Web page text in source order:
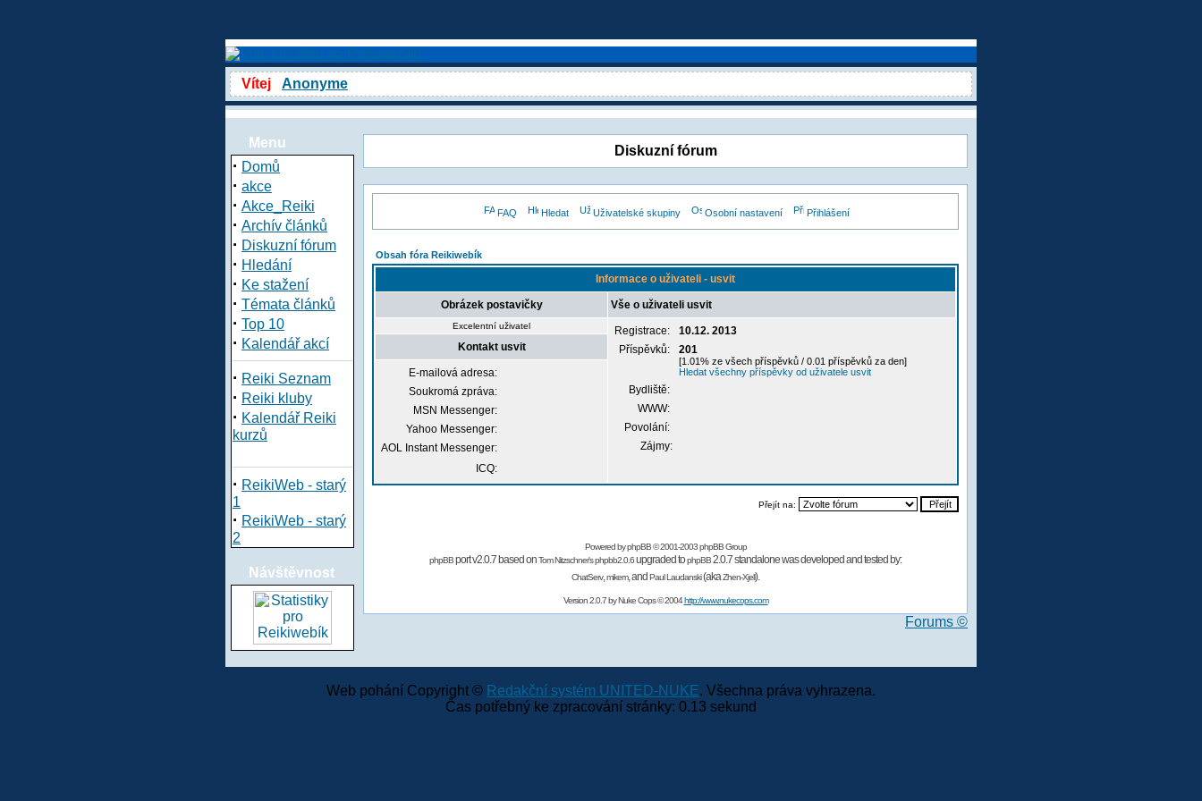
Vítej Anonyme
Menu
· Domů
· akce
· Akce_Reiki
· Archív článků
· Diskuzní fórum
· Hledání
· Ke stažení
· Témata článků
· Top 10
· Kalendář akcí
· Reiki Seznam
· Reiki kluby
· Kalendář Reiki
kurzů
· ReikiWeb - starý
1
· ReikiWeb - starý
2
Návštěvnost
Diskuzní fórum
FAQ Hledat Uživatelské skupiny Osobní nastavení Přihlášení
Obsah fóra Reikiwebík
Informace o uživateli - usvit
Obrázek postavičky Vše o uživateli usvit
Excelentní uživatel Registrace:
10.12. 2013
Příspěvků:
201
[1.01% ze všech příspěvků / 0.01 příspěvků za den]
Hledat všechny příspěvky od uživatele usvit
Bydliště:
WWW:
Povolání:
Zájmy:
Kontakt usvit
E-mailová adresa:
Soukromá zpráva:
MSN Messenger:
Yahoo Messenger:
AOL Instant Messenger:
ICQ:
Přejít na:
Powered byphpBB© 2001-2003 phpBB Group
phpBBport v2.0.7 based onTom Nitzschner'sphpbb2.0.6upgraded tophpBB2.0.7 standalone was developed and tested by:
ChatServ,mikem,and Paul Laudanski(akaZhen-Xjell).
Version 2.0.7 byNuke Cops© 2004http://www.nukecops.com
Forums ©
Web pohání Copyright © Redakční systém UNITED-NUKE. Všechna práva vyhrazena.
Čas potřebný ke zpracování stránky: 0.13 sekund